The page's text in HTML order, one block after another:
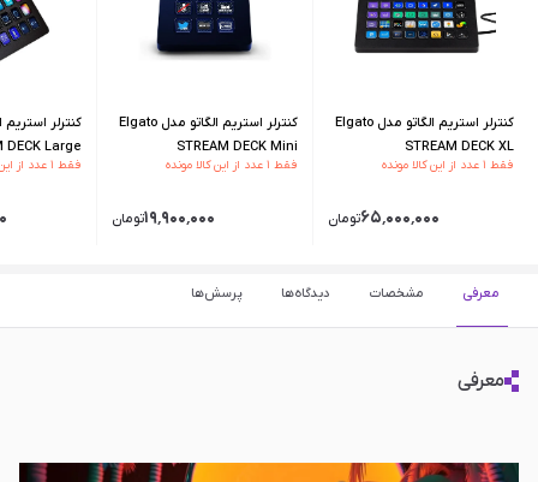
کنترلر استریم الگاتو مدل Elgato
STREAM DECK XL
فقط ۱ عدد از این کالا مونده
۶۵٬۰۰۰٬۰۰۰تومان
کنترلر استریم الگاتو مدل Elgato
STREAM DECK Mini
فقط ۱ عدد از این کالا مونده
۱۹٬۹۰۰٬۰۰۰تومان
DECK Large
فقط ۱ عدد از این کالا مونده
معرفی مشخصات دیدگاه‌ها پرسش‌ها
معرفی